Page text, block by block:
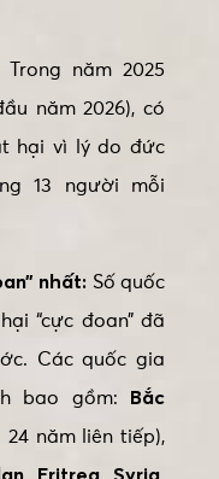
Trong năm 2025
năm 2026), có
hại vì lý do đức
13 người mỗi
nhất: Số quốc
“cực đoan” đã
Các quốc gia
bao gồm: Bắc
năm liên tiếp),
Eritrea, Syria,